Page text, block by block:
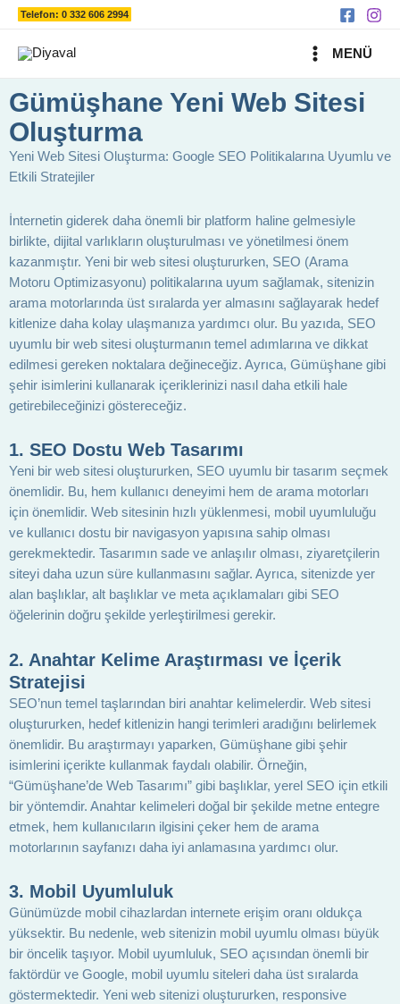
İçeriğeTelefon: 0 332 606 2994
MAIN
MENÜ
Gümüşhane Yeni Web Sitesi
Oluşturma
Yeni Web Sitesi Oluşturma: Google SEO Politikalarına Uyumlu ve
Etkili Stratejiler
İnternetin giderek daha önemli bir platform haline gelmesiyle
birlikte, dijital varlıkların oluşturulması ve yönetilmesi önem
kazanmıştır. Yeni bir web sitesi oluştururken, SEO (Arama
Motoru Optimizasyonu) politikalarına uyum sağlamak, sitenizin
arama motorlarında üst sıralarda yer almasını sağlayarak hedef
kitlenize daha kolay ulaşmanıza yardımcı olur. Bu yazıda, SEO
uyumlu bir web sitesi oluşturmanın temel adımlarına ve dikkat
edilmesi gereken noktalara değineceğiz. Ayrıca, Gümüşhane gibi
şehir isimlerini kullanarak içeriklerinizi nasıl daha etkili hale
getirebileceğinizi göstereceğiz.
1. SEO Dostu Web Tasarımı
Yeni bir web sitesi oluştururken, SEO uyumlu bir tasarım seçmek
önemlidir. Bu, hem kullanıcı deneyimi hem de arama motorları
için önemlidir. Web sitesinin hızlı yüklenmesi, mobil uyumluluğu
ve kullanıcı dostu bir navigasyon yapısına sahip olması
gerekmektedir. Tasarımın sade ve anlaşılır olması, ziyaretçilerin
siteyi daha uzun süre kullanmasını sağlar. Ayrıca, sitenizde yer
alan başlıklar, alt başlıklar ve meta açıklamaları gibi SEO
öğelerinin doğru şekilde yerleştirilmesi gerekir.
2. Anahtar Kelime Araştırması ve İçerik
Stratejisi
SEO’nun temel taşlarından biri anahtar kelimelerdir. Web sitesi
oluştururken, hedef kitlenizin hangi terimleri aradığını belirlemek
önemlidir. Bu araştırmayı yaparken, Gümüşhane gibi şehir
isimlerini içerikte kullanmak faydalı olabilir. Örneğin,
“Gümüşhane’de Web Tasarımı” gibi başlıklar, yerel SEO için etkili
bir yöntemdir. Anahtar kelimeleri doğal bir şekilde metne entegre
etmek, hem kullanıcıların ilgisini çeker hem de arama
motorlarının sayfanızı daha iyi anlamasına yardımcı olur.
3. Mobil Uyumluluk
Günümüzde mobil cihazlardan internete erişim oranı oldukça
yüksektir. Bu nedenle, web sitenizin mobil uyumlu olması büyük
bir öncelik taşıyor. Mobil uyumluluk, SEO açısından önemli bir
faktördür ve Google, mobil uyumlu siteleri daha üst sıralarda
göstermektedir. Yeni web sitenizi oluştururken, responsive
Ara